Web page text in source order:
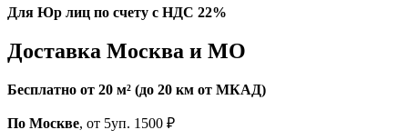
Для Юр лиц по счету с НДС 22%
Доставка Москва и МО
Бесплатно от 20 м² (до 20 км от МКАД)
По Москве, от 5уп. 1500 ₽